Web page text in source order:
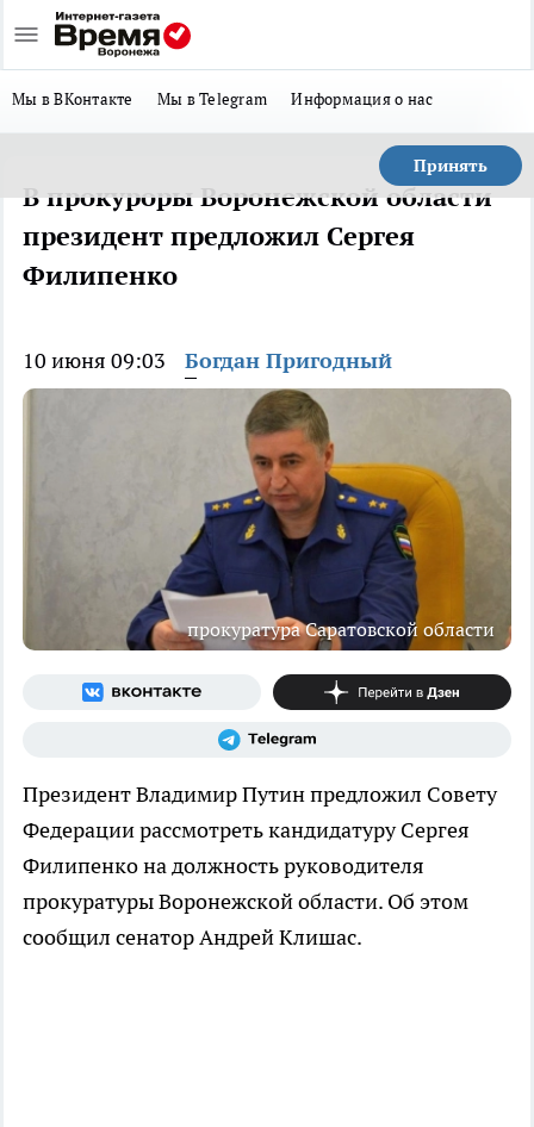
Мы в ВКонтакте Мы в Telegram Информация о нас
Принять
В прокуроры Воронежской области
президент предложил Сергея
Филипенко
10 июня 09:03 Богдан Пригодный
прокуратура Саратовской области
Президент Владимир Путин предложил Совету
Федерации рассмотреть кандидатуру Сергея
Филипенко на должность руководителя
прокуратуры Воронежской области. Об этом
сообщил сенатор Андрей Клишас.